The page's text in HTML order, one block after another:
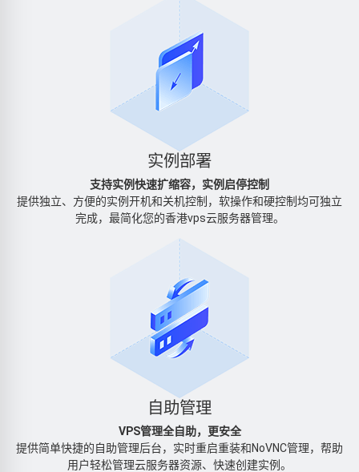
实例部署
支持实例快速扩缩容，实例启停控制
提供独立、方便的实例开机和关机控制，软操作和硬控制均可独立
完成，最简化您的香港vps云服务器管理。
自助管理
VPS管理全自助，更安全
提供简单快捷的自助管理后台，实时重启重装和NoVNC管理，帮助
用户轻松管理云服务器资源、快速创建实例。